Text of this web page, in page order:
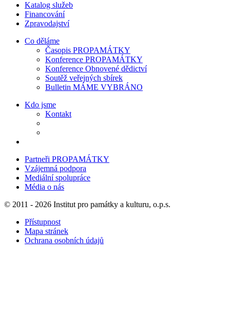
Katalog služeb
Financování
Zpravodajství
Co děláme
Časopis PROPAMÁTKY
Konference PROPAMÁTKY
Konference Obnovené dědictví
Soutěž veřejných sbírek
Bulletin MÁME VYBRÁNO
Kdo jsme
Kontakt
Partneři PROPAMÁTKY
Vzájemná podpora
Mediální spolupráce
Média o nás
© 2011 - 2026 Institut pro památky a kulturu, o.p.s.
Přístupnost
Mapa stránek
Ochrana osobních údajů